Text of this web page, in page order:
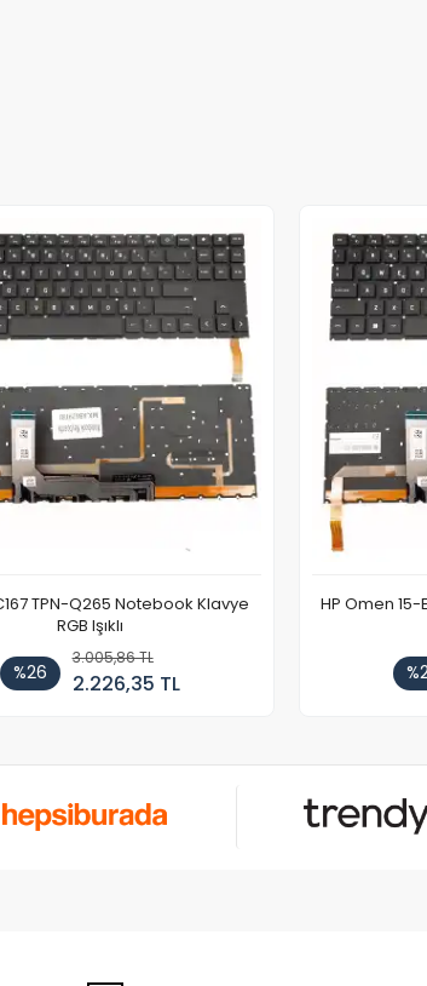
TPN-Q265 Notebook Klavye
RGB Işıklı
%26
3.005,86 TL
2.226,35 TL
HP Omen 15-